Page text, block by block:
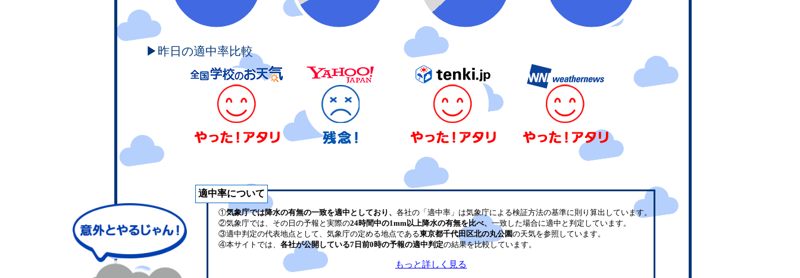
▶昨日の適中率比較
適中率について
①気象庁では降水の有無の一致を適中としており、 各社の「適中率」は気象庁による検証方法の基準に則り算出しています。
②気象庁では、その日の予報と実際の24時間中の1mm以上降水の有無を比べ、 一致した場合に適中と判定しています。
③適中判定の代表地点として、気象庁の定める地点である東京都千代田区北の丸公園の天気を参照しています。
④本サイトでは、 各社が公開している7日前0時の予報の適中判定の結果を比較しています。
もっと詳しく見る